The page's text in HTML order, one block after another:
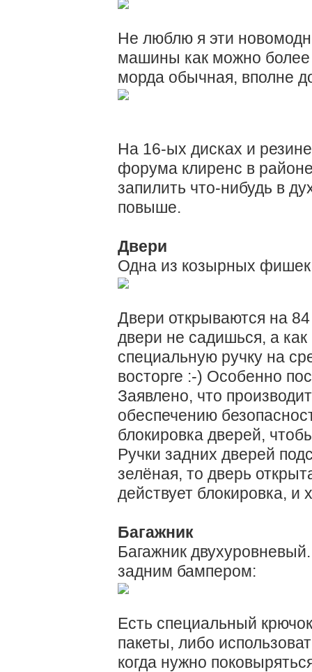
Не люблю я эти
машины как можно
морда обычная, вполне
На 16-ых дисках и
форума клиренс в
запилить что-нибудь в
повыше.
Двери
Одна из козырных
Двери открываются на
двери не садишься, а
специальную ручку на
восторге :-) Особенно
Заявлено, что
обеспечению
блокировка дверей,
Ручки задних дверей
зелёная, то дверь
действует блокировка, и
Багажник
Багажник
задним бампером:
Есть специальный
пакеты, либо
когда нужно